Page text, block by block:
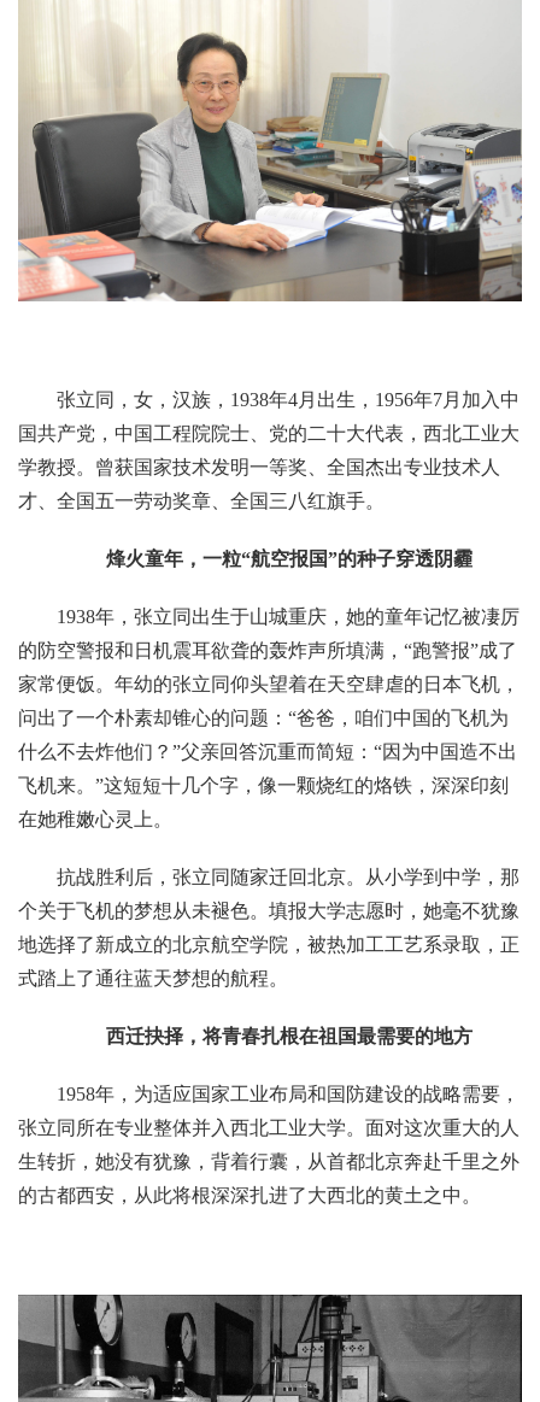
张立同，女，汉族，1938年4月出生，1956年7月加入中
国共产党，中国工程院院士、党的二十大代表，西北工业大
学教授。曾获国家技术发明一等奖、全国杰出专业技术人
才、全国五一劳动奖章、全国三八红旗手。
烽火童年，一粒“航空报国”的种子穿透阴霾
1938年，张立同出生于山城重庆，她的童年记忆被凄厉
的防空警报和日机震耳欲聋的轰炸声所填满，“跑警报”成了
家常便饭。年幼的张立同仰头望着在天空肆虐的日本飞机，
问出了一个朴素却锥心的问题：“爸爸，咱们中国的飞机为
什么不去炸他们？”父亲回答沉重而简短：“因为中国造不出
飞机来。”这短短十几个字，像一颗烧红的烙铁，深深印刻
在她稚嫩心灵上。
抗战胜利后，张立同随家迁回北京。从小学到中学，那
个关于飞机的梦想从未褪色。填报大学志愿时，她毫不犹豫
地选择了新成立的北京航空学院，被热加工工艺系录取，正
式踏上了通往蓝天梦想的航程。
西迁抉择，将青春扎根在祖国最需要的地方
1958年，为适应国家工业布局和国防建设的战略需要，
张立同所在专业整体并入西北工业大学。面对这次重大的人
生转折，她没有犹豫，背着行囊，从首都北京奔赴千里之外
的古都西安，从此将根深深扎进了大西北的黄土之中。